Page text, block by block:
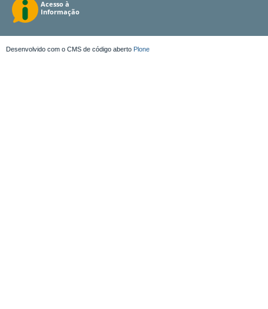
Desenvolvido com o CMS de código aberto Plone